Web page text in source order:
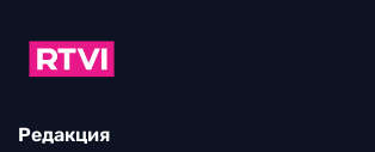
Редакция